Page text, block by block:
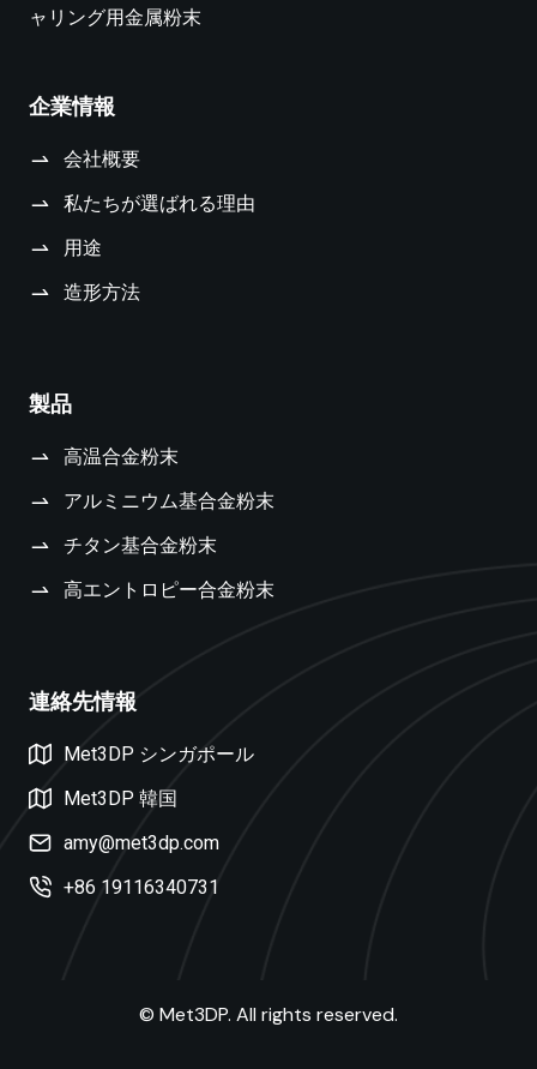
ャリング用金属粉末
企業情報
会社概要
私たちが選ばれる理由
用途
造形方法
製品
高温合金粉末
アルミニウム基合金粉末
チタン基合金粉末
高エントロピー合金粉末
連絡先情報
Met3DP シンガポール
Met3DP 韓国
amy@met3dp.com
+86 19116340731
© Met3DP. All rights reserved.